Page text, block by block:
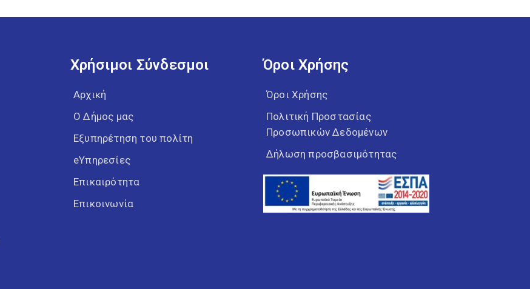
Χρήσιμοι Σύνδεσμοι
Αρχική
Ο Δήμος μας
Εξυπηρέτηση του πολίτη
eΥπηρεσίες
Επικαιρότητα
Επικοινωνία
Όροι Χρήσης
Όροι Χρήσης
Πολιτική Προστασίας
Προσωπικών Δεδομένων
Δήλωση προσβασιμότητας